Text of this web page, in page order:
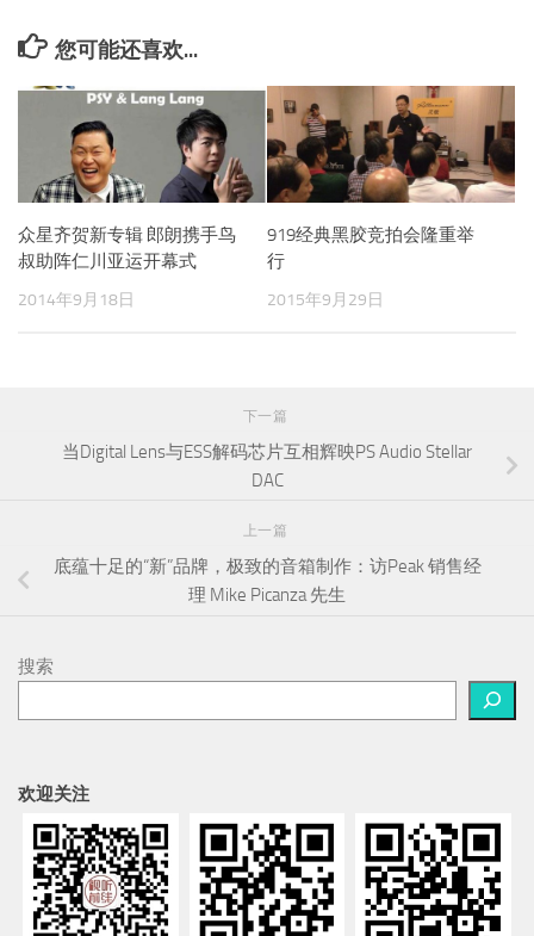
您可能还喜欢...
众星齐贺新专辑 郎朗携手鸟
叔助阵仁川亚运开幕式
2014年9月18日
919经典黑胶竞拍会隆重举
行
2015年9月29日
下一篇
当Digital Lens与ESS解码芯片互相辉映PS Audio Stellar
DAC
上一篇
底蕴十足的“新”品牌，极致的音箱制作：访Peak 销售经
理 Mike Picanza 先生
搜索
欢迎关注